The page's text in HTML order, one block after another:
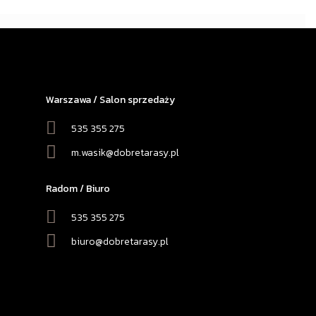
Warszawa / Salon sprzedaży
535 355 275
m.wasik@dobretarasy.pl
Radom / Biuro
535 355 275
biuro@dobretarasy.pl